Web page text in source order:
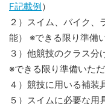
F記載例）
２）スイム、バイク、
能） ※できる限り準備
３）他競技のクラス分
※できる限り準備いた
４）競技に用いる補装
５）スイムに必要な用